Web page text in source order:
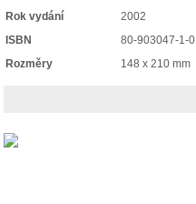
Rok vydání
2002
ISBN
80-903047-1-0
Rozměry
148 x 210 mm